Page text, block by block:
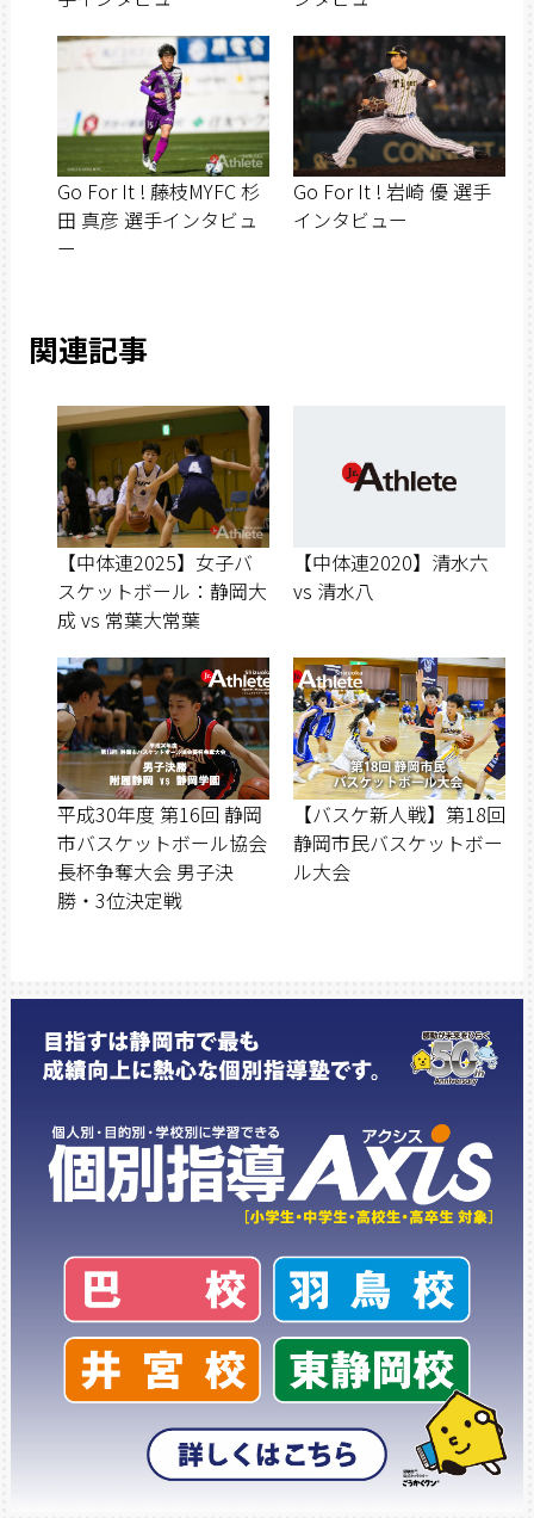
Go For It ! 藤枝MYFC 杉
田 真彦 選手インタビュ
ー
Go For It ! 岩崎 優 選手
インタビュー
関連記事
【中体連2025】女子バ
スケットボール：静岡大
成 vs 常葉大常葉
【中体連2020】清水六
vs 清水八
平成30年度 第16回 静岡
市バスケットボール協会
長杯争奪大会 男子決
勝・3位決定戦
【バスケ新人戦】第18回
静岡市民バスケットボー
ル大会